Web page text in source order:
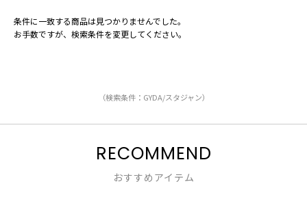
条件に一致する商品は見つかりませんでした。
お手数ですが、検索条件を変更してください。
（検索条件：GYDA/スタジャン）
RECOMMEND
おすすめアイテム